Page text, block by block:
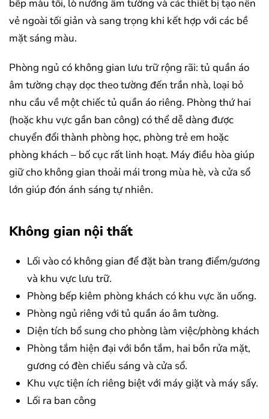
bếp màu tối, lò nướng âm tường và các thiết bị tạo nên
vẻ ngoài tối giản và sang trọng khi kết hợp với các bề
mặt sáng màu.
Phòng ngủ có không gian lưu trữ rộng rãi: tủ quần áo
âm tường chạy dọc theo tường đến trần nhà, loại bỏ
nhu cầu về một chiếc tủ quần áo riêng. Phòng thứ hai
(hoặc khu vực gần ban công) có thể dễ dàng được
chuyển đổi thành phòng học, phòng trẻ em hoặc
phòng khách – bố cục rất linh hoạt. Máy điều hòa giúp
giữ cho không gian thoải mái trong mùa hè, và cửa sổ
lớn giúp đón ánh sáng tự nhiên.
Không gian nội thất
Lối vào có không gian để đặt bàn trang điểm/gương
và khu vực lưu trữ.
Phòng bếp kiêm phòng khách có khu vực ăn uống.
Phòng ngủ riêng với tủ quần áo âm tường.
Diện tích bổ sung cho phòng làm việc/phòng khách
Phòng tắm hiện đại với bồn tắm, hai bồn rửa mặt,
gương có đèn chiếu sáng và cửa sổ.
Khu vực tiện ích riêng biệt với máy giặt và máy sấy.
Lối ra ban công